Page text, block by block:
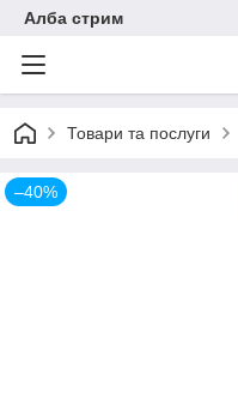
Алба стрим
Товари та послуги
–40%